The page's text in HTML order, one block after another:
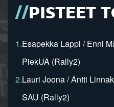
PISTEET
1.Esapekka Lappi / Enni
PiekUA (Rally2)
2.Lauri Joona / Antti
SAU (Rally2)